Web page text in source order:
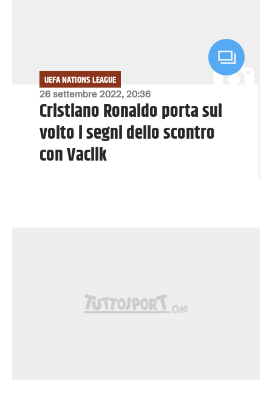
26 settembre 2022, 20:36
UEFA NATIONS LEAGUE
Cristiano Ronaldo porta sul
volto i segni dello scontro
con Vaclik